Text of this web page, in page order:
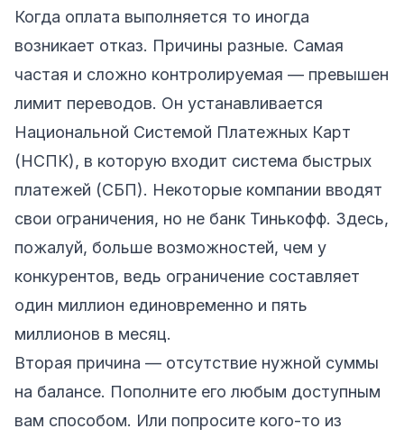
Когда оплата выполняется то иногда
возникает отказ. Причины разные. Самая
частая и сложно контролируемая — превышен
лимит переводов. Он устанавливается
Национальной Системой Платежных Карт
(НСПК), в которую входит система быстрых
платежей (СБП). Некоторые компании вводят
свои ограничения, но не банк Тинькофф. Здесь,
пожалуй, больше возможностей, чем у
конкурентов, ведь ограничение составляет
один миллион единовременно и пять
миллионов в месяц.
Вторая причина — отсутствие нужной суммы
на балансе. Пополните его любым доступным
вам способом. Или попросите кого-то из